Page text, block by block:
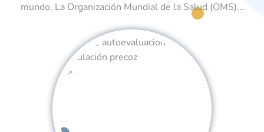
mundo. La Organización Mundial de la Salud (OMS)...
" />